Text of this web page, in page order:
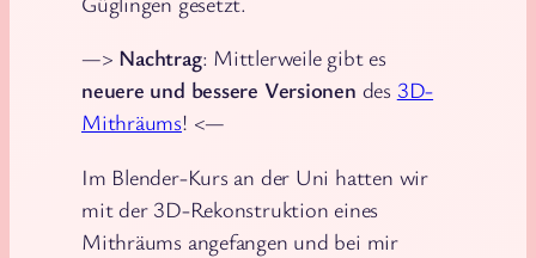
—> Nachtrag: Mittlerweile gibt es
neuere und bessere Versionen des 3D-
Mithräums! <—
Im Blender-Kurs an der Uni hatten wir
mit der 3D-Rekonstruktion eines
Mithräums angefangen und bei mir